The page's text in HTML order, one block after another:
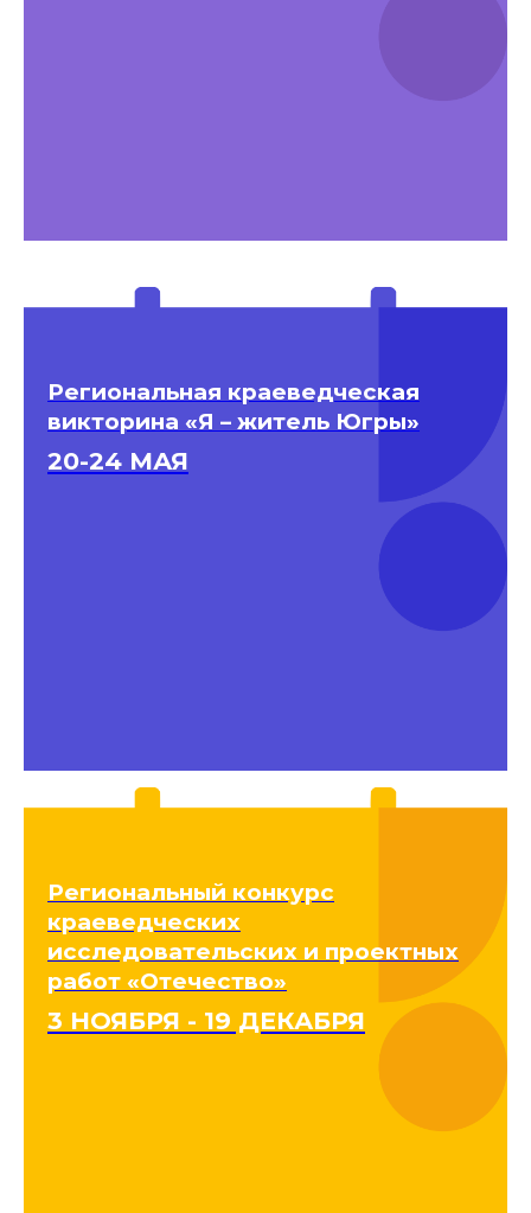
Региональная краеведческая
викторина «Я – житель Югры»
20-24 МАЯ
Региональный конкурс
краеведческих
исследовательских и проектных
работ «Отечество»
3 НОЯБРЯ - 19 ДЕКАБРЯ